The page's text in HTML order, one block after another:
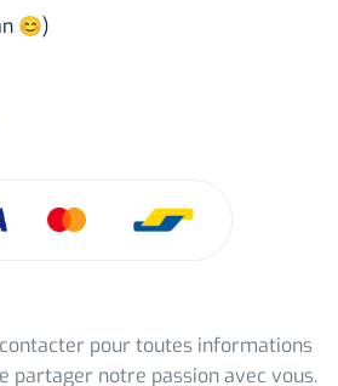
😊)
contacter pour toutes informations
partager notre passion avec vous.